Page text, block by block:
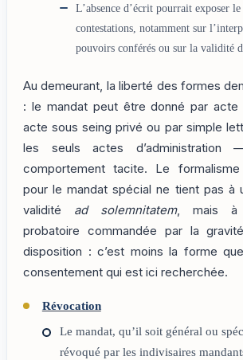
L’absence d’écrit pourrait exposer
contestations, notamment sur
pouvoirs conférés ou sur la validité
Au demeurant, la liberté des formes
: le mandat peut être donné par acte
acte sous seing privé ou par simple
les seuls actes d’administration
comportement tacite. Le
pour le mandat spécial ne tient pas à
validité ad solemnitatem, mais à
probatoire commandée par la
disposition : c’est moins la forme
consentement qui est ici recherchée.
Révocation
Le mandat, qu’il soit général ou
révoqué par les indivisaires